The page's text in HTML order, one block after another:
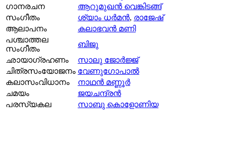
ഗാനരചന
ആറുമുഖന്‍ വെങ്കിടങ്ങ്‌
സംഗീതം
ശ്യാം ധര്‍മന്‍, രാജേഷ്
ആലാപനം
കലാഭവന്‍ മണി
പശ്ചാത്തല
സംഗീതം
ബിജു
ഛായാഗ്രഹണം
സാലു ജോർജ്ജ്
ചിത്രസംയോജനം വേണുഗോപാല്‍
കലാസംവിധാനം
നാഥന്‍ മണ്ണൂര്‍
ചമയം
ജയചന്ദ്രൻ
പരസ്യകല
സാബു കൊളോണിയ